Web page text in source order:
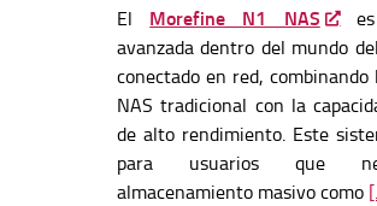
El Morefine N1 NAS
es
avanzada dentro del mundo
conectado en red,
NAS tradicional con la
de alto rendimiento. Este
para usuarios que
almacenamiento masivo como